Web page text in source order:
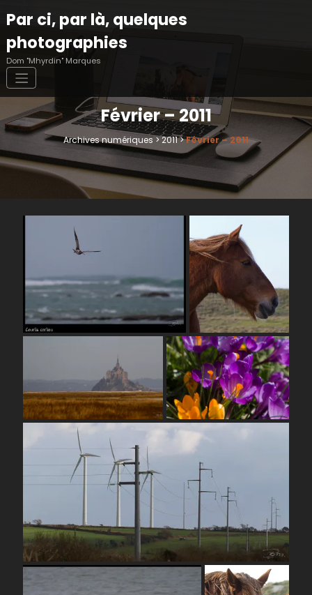
auPar ci, par là, quelques
photographies
Dom "Mhyrdin" Marques
Février – 2011
Archives numériques >2011>Février – 2011